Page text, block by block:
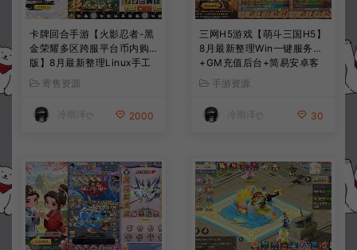
卡牌回合手游【火影忍者-黑
金荣耀多区跨服平台币内购
版】8月最新整理Linux手工
服务端+CDK授权后台+安卓
+详细搭建教程+视频教程
寄售资源
冷雨泽ღ 2000
三网H5游戏【萌斗三国H5】
8月最新整理Win一键服务端
+GM充值后台+简易安卓客
户端+详细搭建教程+视频教
程
手游资源
冷雨泽ღ 30